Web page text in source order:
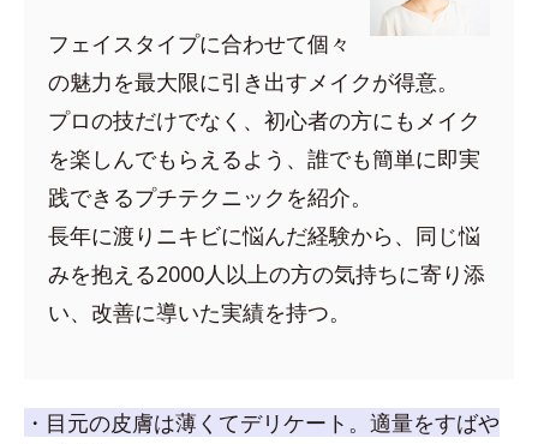
フェイスタイプに合わせて個々
の魅力を最大限に引き出すメイクが得意。
プロの技だけでなく、初心者の方にもメイク
を楽しんでもらえるよう、誰でも簡単に即実
践できるプチテクニックを紹介。
長年に渡りニキビに悩んだ経験から、同じ悩
みを抱える2000人以上の方の気持ちに寄り添
い、改善に導いた実績を持つ。
・目元の皮膚は薄くてデリケート。適量をすばや